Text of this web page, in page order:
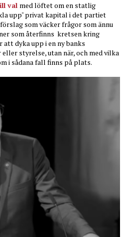
val med löftet om en statlig
upp" privat kapital i det partiet
som väcker frågor som ännu
som återfinns kretsen kring
dyka upp i en ny banks
styrelse, utan när, och med vilka
i sådana fall finns på plats.